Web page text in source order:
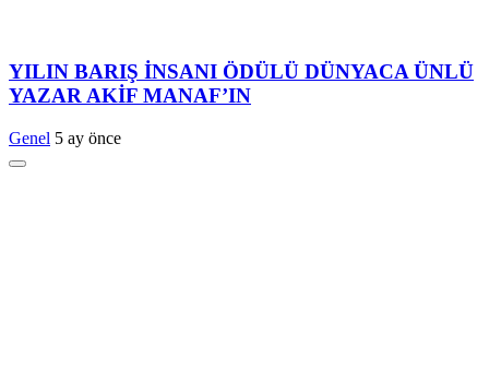
YILIN BARIŞ İNSANI ÖDÜLÜ DÜNYACA ÜNLÜ
YAZAR AKİF MANAF’IN
Genel 5 ay önce